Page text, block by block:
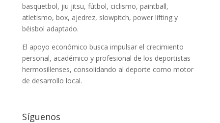
basquetbol, jiu jitsu, fútbol, ciclismo, paintball,
atletismo, box, ajedrez, slowpitch, power lifting y
béisbol adaptado.
El apoyo económico busca impulsar el crecimiento
personal, académico y profesional de los deportistas
hermosillenses, consolidando al deporte como motor
de desarrollo local.
Síguenos